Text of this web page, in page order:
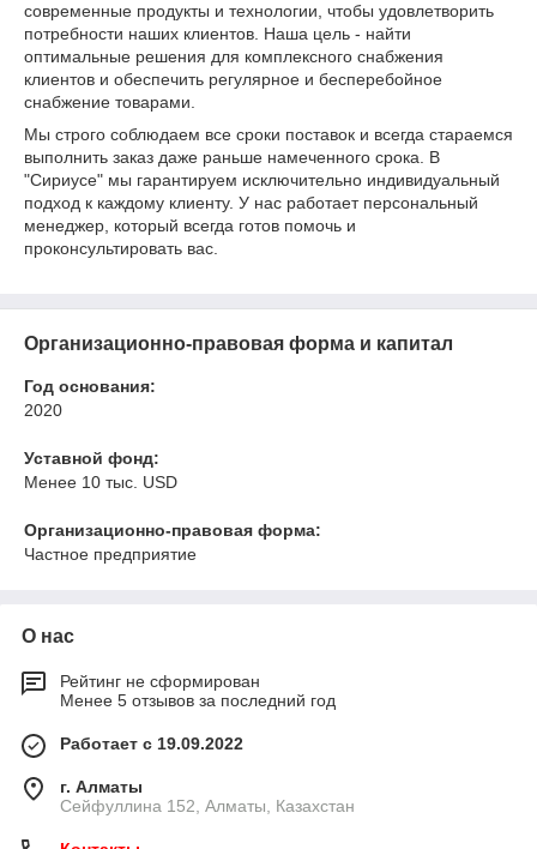
современные продукты и технологии, чтобы удовлетворить
потребности наших клиентов. Наша цель - найти
оптимальные решения для комплексного снабжения
клиентов и обеспечить регулярное и бесперебойное
снабжение товарами.
Мы строго соблюдаем все сроки поставок и всегда стараемся
выполнить заказ даже раньше намеченного срока. В
"Сириусе" мы гарантируем исключительно индивидуальный
подход к каждому клиенту. У нас работает персональный
менеджер, который всегда готов помочь и
проконсультировать вас.
Организационно-правовая форма и капитал
Год основания:
2020
Уставной фонд:
Менее 10 тыс. USD
Организационно-правовая форма:
Частное предприятие
О нас
Рейтинг не сформирован
Менее 5 отзывов за последний год
Работает с 19.09.2022
г. Алматы
Сейфуллина 152, Алматы, Казахстан